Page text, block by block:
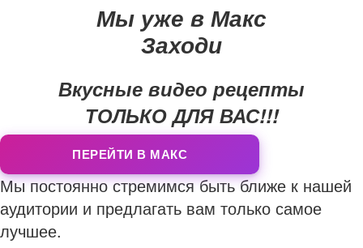
Мы уже в Макс
Заходи
Вкусные видео рецепты
ТОЛЬКО ДЛЯ ВАС!!!
ПЕРЕЙТИ В МАКС
Мы постоянно стремимся быть ближе к нашей
аудитории и предлагать вам только самое
лучшее.